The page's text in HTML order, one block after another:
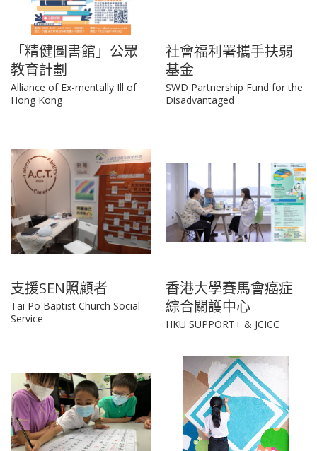
「精健圖書館」公眾
教育計劃
Alliance of Ex-mentally Ill of
Hong Kong
社會福利署攜手扶弱
基金
SWD Partnership Fund for the
Disadvantaged
支援SEN照顧者
Tai Po Baptist Church Social
Service
香港大學賽馬會癌症
綜合關護中心
HKU SUPPORT+ & JCICC